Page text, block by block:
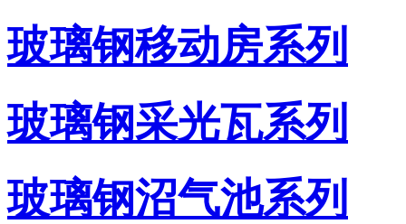
玻璃钢移动房系列
玻璃钢采光瓦系列
玻璃钢沼气池系列